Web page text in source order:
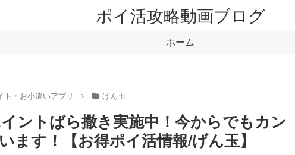
ポイ活攻略動画ブログ
ホーム
ト・お小遣いアプリ げん玉
ントばら撒き実施中！今からでもカン
ます！【お得ポイ活情報/げん玉】